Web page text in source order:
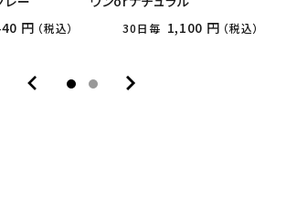
円 （税込） 30日毎 1,100 円 （税込）